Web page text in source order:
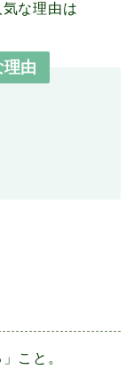
な理由は
理由
こと。